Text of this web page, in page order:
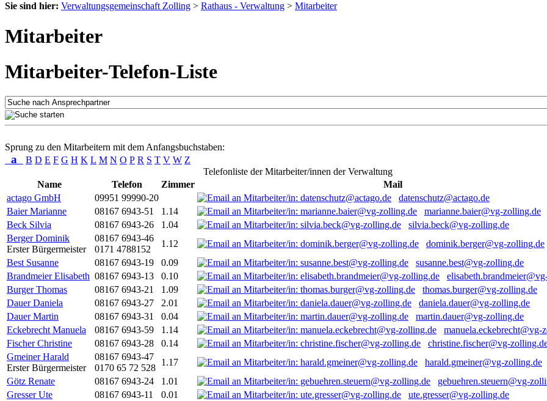
Sie sind hier: Verwaltungsgemeinschaft Zolling > Rathaus - Verwaltung > Mitarbeiter
Mitarbeiter
Mitarbeiter-Telefon-Liste
Sprung zu den Mitarbeitern mit dem Anfangsbuchstaben:
a B D E F G H K L M N O P R S T V W Z
Telefonliste der Mitarbeiter/innen der Verwaltung
Name
Telefon Zimmer
Mail
actago GmbH
09951 99990-20
datenschutz@actago.de
Baier Marianne
08167 6943-51 1.14
marianne.baier@vg-zolling.de
Beck Silvia
08167 6943-26 1.04
silvia.beck@vg-zolling.de
Berger Dominik
Erster Bürgermeister
08167 6943-46
0171 4788152
1.12
dominik.berger@vg-zolling.de
Best Susanne
08167 6943-19 0.09
susanne.best@vg-zolling.de
Brandmeier Elisabeth 08167 6943-13 0.10
Burger Thomas
08167 6943-21 1.09
thomas.burger@vg-zolling.de
Dauer Daniela
08167 6943-27 2.01
daniela.dauer@vg-zolling.de
Dauer Martin
08167 6943-31 0.04
martin.dauer@vg-zolling.de
Eckebrecht Manuela
08167 6943-59 1.14
manuela.eckebrecht@vg-
Fischer Christine
08167 6943-28 0.14
christine.fischer@vg-
Gmeiner Harald
Erster Bürgermeister
08167 6943-47
0170 65 72 528
1.17
harald.gmeiner@vg-zolling.de
Götz Renate
08167 6943-24 1.01
gebuehren.steuern@vg-
Gresser Ute
08167 6943-11 0.01
ute.gresser@vg-zolling.de